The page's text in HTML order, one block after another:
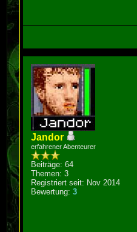
Jandor
erfahrener Abenteurer
Beiträge: 64
Themen: 3
Registriert seit: Nov 2014
Bewertung:3